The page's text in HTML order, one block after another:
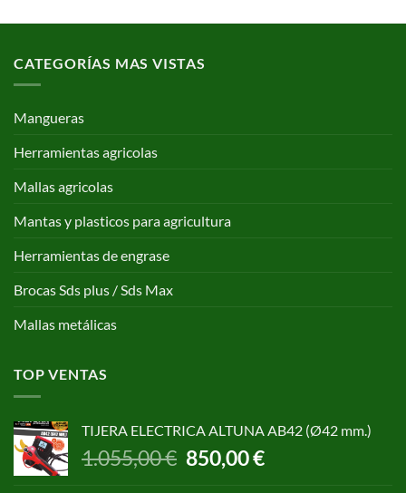
CATEGORÍAS MAS VISTAS
Mangueras
Herramientas agricolas
Mallas agricolas
Mantas y plasticos para agricultura
Herramientas de engrase
Brocas Sds plus / Sds Max
Mallas metálicas
TOP VENTAS
TIJERA ELECTRICA ALTUNA AB42 (Ø42 mm.)
1.055,00€ El
precio
850,00€El
precio